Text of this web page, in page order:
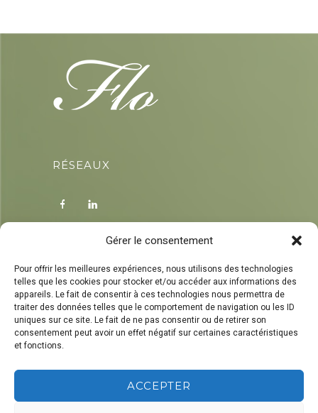
Gérer le consentement
Pour offrir les meilleures expériences, nous utilisons des technologies
telles que les cookies pour stocker et/ou accéder aux informations des
appareils. Le fait de consentir à ces technologies nous permettra de
traiter des données telles que le comportement de navigation ou les ID
uniques sur ce site. Le fait de ne pas consentir ou de retirer son
consentement peut avoir un effet négatif sur certaines caractéristiques
et fonctions.
ACCEPTER
RÉSEAUX
CONTACT
0472 76 53 90
Quai du Halage 266 | 4400 Awirs
info@florenceporignon.be